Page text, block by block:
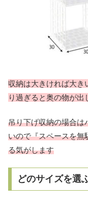
収納は大きければ大き
り過ぎると奥の物が
吊り下げ収納の場合は
いので『スペースを無
る気がします
どのサイズを選